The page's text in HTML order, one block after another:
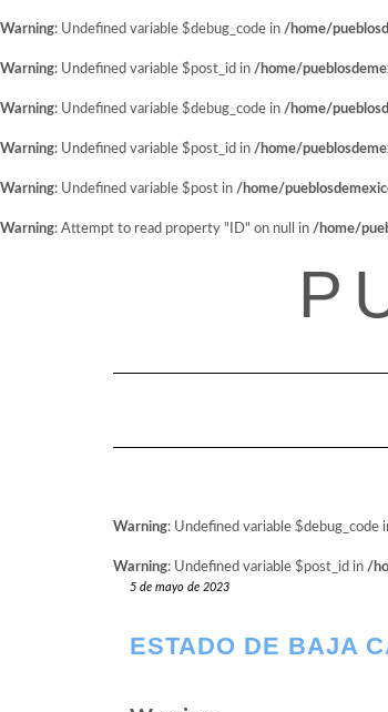
Warning: Undefined variable $debug_code in /home/
Warning: Undefined variable $post_id in /home/
Warning: Undefined variable $debug_code in /home/
Warning: Undefined variable $post_id in /home/
Warning: Undefined variable $post in /home/
Warning: Attempt to read property "ID" on null in /home/
Warning: Undefined variable $debug_code
Warning: Undefined variable $post_id in /
5 de mayo de 2023
ESTADO DE BAJA